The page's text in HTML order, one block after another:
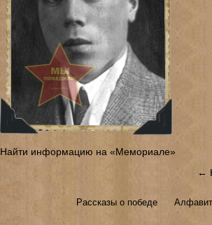
Найти информацию на «Мемориале»
←
Рассказы о победе